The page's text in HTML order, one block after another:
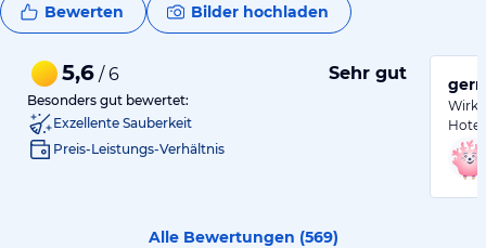
Bewerten Bilder hochladen
5,6 / 6 Sehr gut
Besonders gut bewertet:
Exzellente Sauberkeit
Preis-Leistungs-Verhältnis
Alle Bewertungen (569)